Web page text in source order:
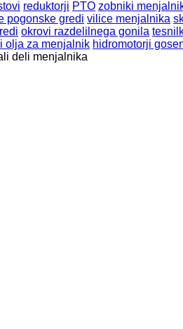
reduktorji PTO zobniki
pogonske gredi vilice menjalnika
okrovi razdelilnega gonila
olja za menjalnik hidromotorji
deli menjalnika